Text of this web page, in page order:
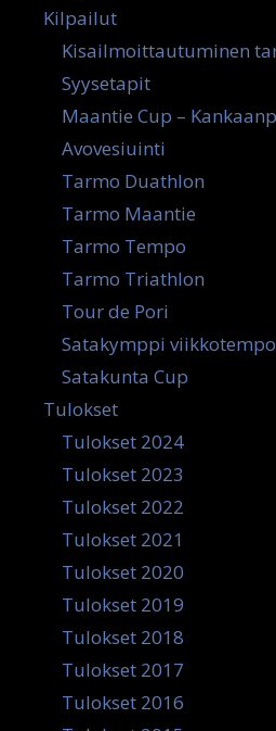
Kilpailut
Kisailmoittautuminen
Syysetapit
Maantie Cup –
Avovesiuinti
Tarmo Duathlon
Tarmo Maantie
Tarmo Tempo
Tarmo Triathlon
Tour de Pori
Satakymppi viikkotempo
Satakunta Cup
Tulokset
Tulokset 2024
Tulokset 2023
Tulokset 2022
Tulokset 2021
Tulokset 2020
Tulokset 2019
Tulokset 2018
Tulokset 2017
Tulokset 2016